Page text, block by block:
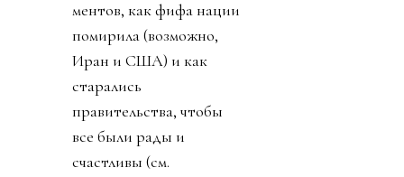
аккаунте Инфантино и
официальном аккаунте
ФИФА появился 887-
словный пост Джанни о
том, как ничтожны
хейтеры и каким
прекрасным был